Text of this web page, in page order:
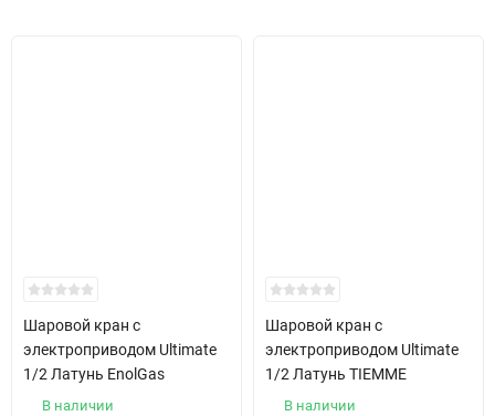
Шаровой кран с
электроприводом Ultimate
1/2 Латунь EnolGas
В наличии
Шаровой кран с
электроприводом Ultimate
1/2 Латунь TIEMME
В наличии